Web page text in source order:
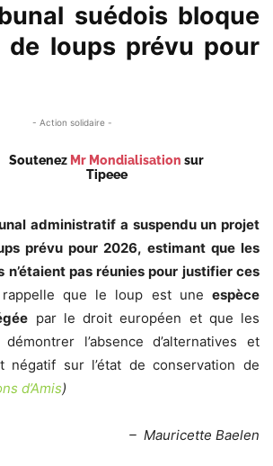
suédois bloque
de loups prévu pour
- Action solidaire -
Soutenez Mr Mondialisation sur
Tipeee
administratif a suspendu un projet
prévu pour 2026, estimant que les
n’étaient pas réunies pour justifier ces
que le loup est une espèce
par le droit européen et que les
l’absence d’alternatives et
négatif sur l’état de conservation de
d’Amis)
– Mauricette Baelen